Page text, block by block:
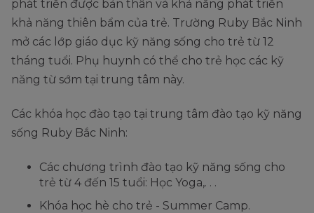
phát triển được bản thân và khả năng phát triển
khả năng thiên bẩm của trẻ. Trường Ruby Bắc Ninh
mở các lớp giáo dục kỹ năng sống cho trẻ từ 12
tháng tuổi. Phụ huynh có thể cho trẻ học các kỹ
năng từ sớm tại trung tâm này.
Các khóa học đào tạo tại trung tâm đào tạo kỹ năng
sống Ruby Bắc Ninh:
Các chương trình đào tạo kỹ năng sống cho
trẻ từ 4 đến 15 tuổi: Học Yoga,. . .
Khóa học hè cho trẻ - Summer Camp.